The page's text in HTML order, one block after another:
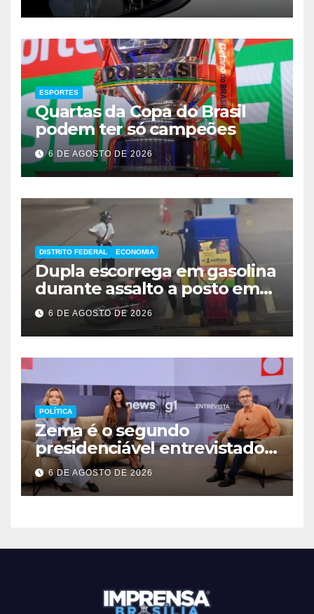
ESPORTES
Quartas da Copa do Brasil
podem ter só campeões
6 DE AGOSTO DE 2026
DISTRITO FEDERAL ECONOMIA
Dupla escorrega em gasolina
durante assalto a posto em
Ceilândia
6 DE AGOSTO DE 2026
POLÍTICA
Zema é o segundo
presidenciável entrevistado
pelo g1 e GloboNews
6 DE AGOSTO DE 2026